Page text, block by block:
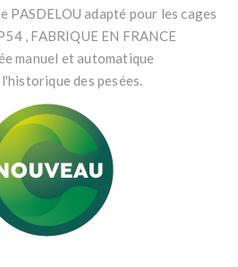
PASDELOU adapté pour les cages
, FABRIQUE EN FRANCE
manuel et automatique
des pesées.